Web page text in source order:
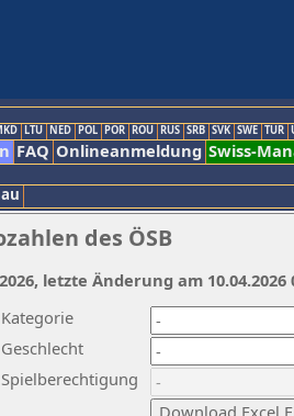
LTU NED POL POR ROU RUS SRB SVK SWE TUR
FAQ Onlineanmeldung Swiss-
des ÖSB
Kategorie
Geschlecht
Spielberechtigung
letzte Änderung am